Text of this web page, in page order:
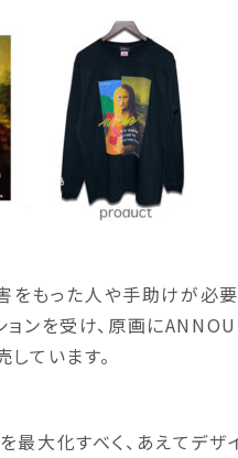
をもった人や手助けが必
ョンを受け、原画に
ています。
大化すべく、あえてデザ